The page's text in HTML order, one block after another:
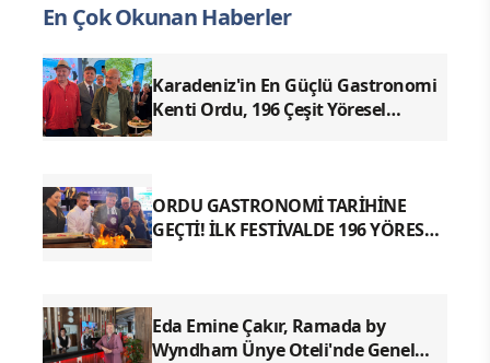
En Çok Okunan Haberler
Karadeniz'in En Güçlü Gastronomi
Kenti Ordu, 196 Çeşit Yöresel
ORDU GASTRONOMİ TARİHİNE
GEÇTİ! İLK FESTİVALDE 196 YÖRESEL
Eda Emine Çakır, Ramada by
Wyndham Ünye Oteli'nde Genel